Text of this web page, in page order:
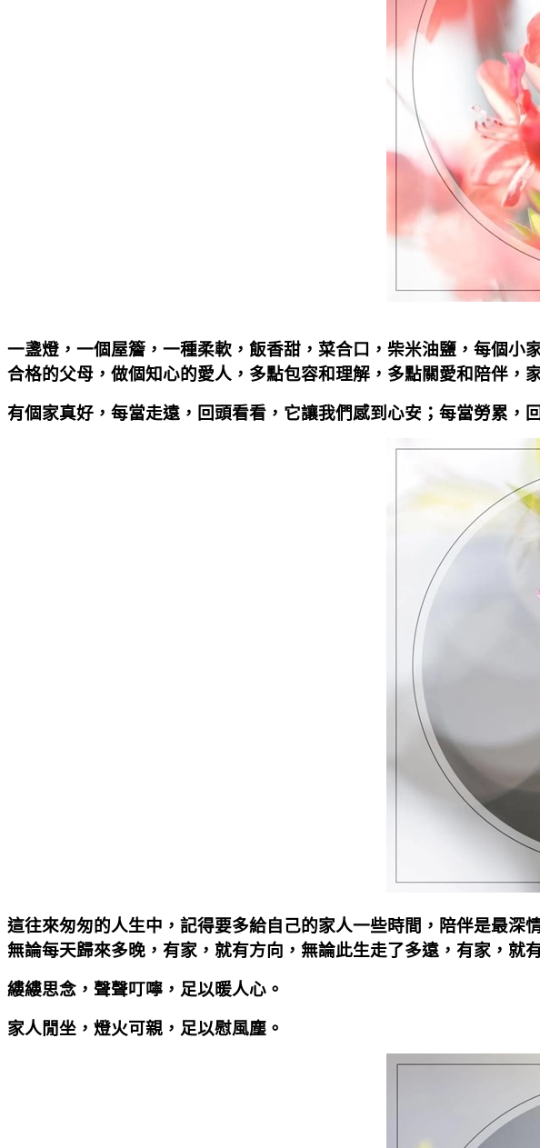
一盞燈，一個屋簷，一種柔軟，飯香甜，菜合口，柴米油鹽，每個
合格的父母，做個知心的愛人，多點包容和理解，多點關愛和陪伴，
有個家真好，每當走遠，回頭看看，它讓我們感到心安；每當勞累
這往來匆匆的人生中，記得要多給自己的家人一些時間，陪伴是最深
無論每天歸來多晚，有家，就有方向，無論此生走了多遠，有家，就
縷縷思念，聲聲叮嚀，足以暖人心。
家人閒坐，燈火可親，足以慰風塵。